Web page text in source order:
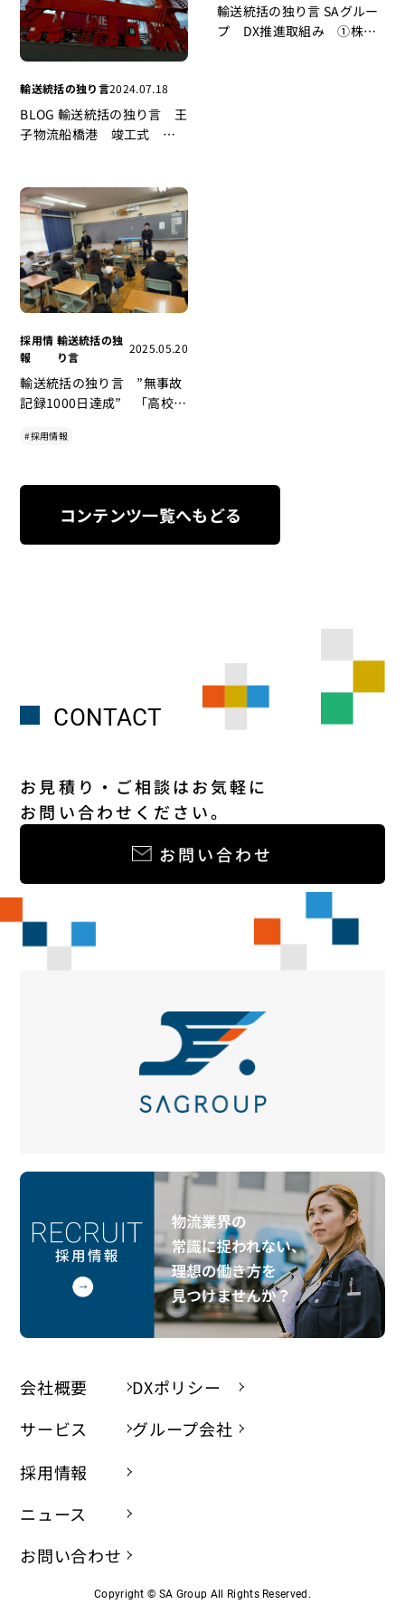
輸送統括の独り言2024.07.18
BLOG 輸送統括の独り言 王
子物流船橋港 竣工式 船
輸送統括の独り言 SAグルー
プ DX推進取組み ①株式
採用情
報
輸送統括の独
り言
2025.05.20
輸送統括の独り言 ”無事故
記録1000日達成” 「高校新
会」 おまけ ニトリNポル
ラ”
#採用情報
コンテンツ一覧へもどる
CONTACT
お見積り・ご相談はお気軽に
お問い合わせください。
お問い合わせ
会社概要
サービス
DXポリシー
グループ会社
採用情報
ニュース
お問い合わせ
Copyright © SA Group All Rights Reserved.